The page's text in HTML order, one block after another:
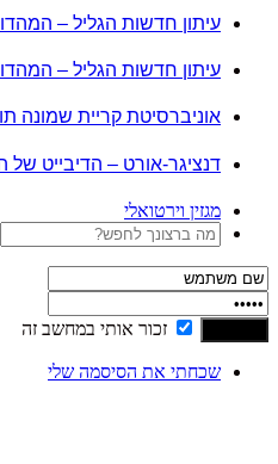
עיתון חדשות הגליל –
עיתון חדשות הגליל –
אוניברסיטת קריית שמונה
דנציגר-אורט – הדיבייט של
מגזין וירטואלי
זכור אותי במחשב זה
שכחתי את הסיסמה שלי